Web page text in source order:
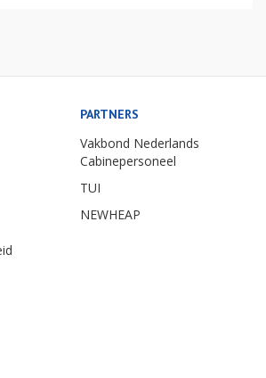
PARTNERS
Vakbond Nederlands
Cabinepersoneel
TUI
NEWHEAP